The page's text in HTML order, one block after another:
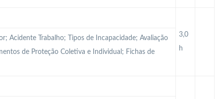
3,0
h
Acidente Trabalho; Tipos de Incapacidade; Avaliação
de Proteção Coletiva e Individual; Fichas de